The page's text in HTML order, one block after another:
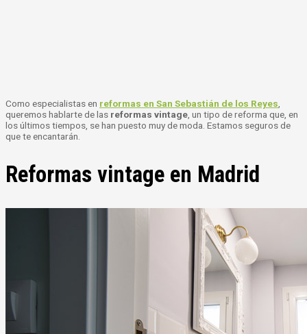
Como especialistas en reformas en San Sebastián de los Reyes
queremos hablarte de las reformas vintage , un tipo de reforma que, en
los últimos tiempos, se han puesto muy de moda. Estamos seguros de
que te encantarán.
Reformas vintage en Madrid